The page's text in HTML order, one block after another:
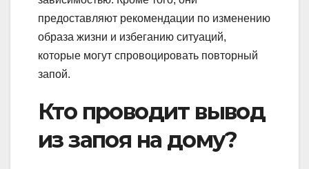
предоставляют рекомендации по изменению
образа жизни и избеганию ситуаций,
которые могут спровоцировать повторный
запой.
Кто проводит вывод
из запоя на дому?